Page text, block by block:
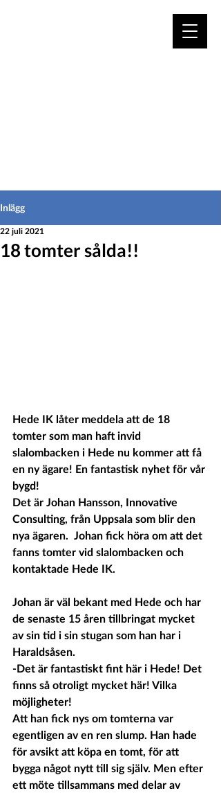
Inlägg
18 tomter sålda!!
22 juli 2021
Hede IK låter meddela att de 18
tomter som man haft invid
slalombacken i Hede nu kommer att få
en ny ägare! En fantastisk nyhet för vår
bygd!
Det är Johan Hansson, Innovative
Consulting, från Uppsala som blir den
nya ägaren.  Johan fick höra om att det
fanns tomter vid slalombacken och
kontaktade Hede IK.
Johan är väl bekant med Hede och har
de senaste 15 åren tillbringat mycket
av sin tid i sin stugan som han har i
Haraldsåsen.
-Det är fantastiskt fint här i Hede! Det
finns så otroligt mycket här! Vilka
möjligheter!
Att han fick nys om tomterna var
egentligen av en ren slump. Han hade
för avsikt att köpa en tomt, för att
bygga något nytt till sig själv. Men efter
ett möte tillsammans med delar av